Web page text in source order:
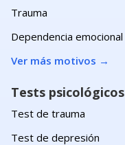
Trauma
Dependencia emocional
Ver más motivos →
Tests psicológicos
Test de trauma
Test de depresión